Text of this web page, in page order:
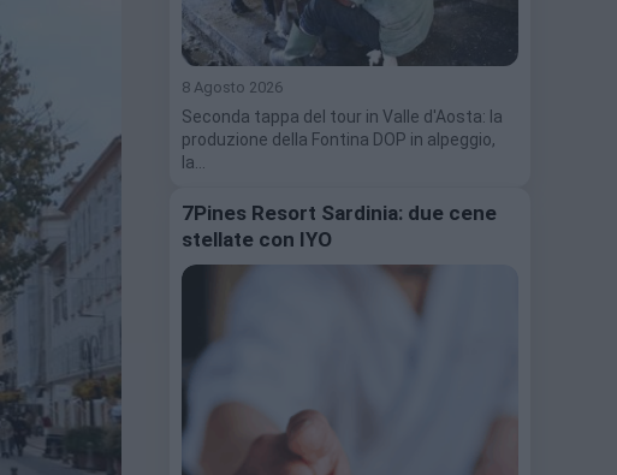
8 Agosto 2026
Seconda tappa del tour in Valle d'Aosta: la
produzione della Fontina DOP in alpeggio,
la…
7Pines Resort Sardinia: due cene
stellate con IYO